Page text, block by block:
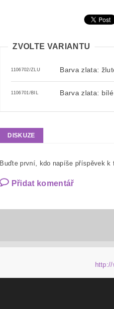
ZVOLTE VARIANTU
1106702/ZLU Barva zlata:
1106701/BIL Barva zlata: bílé
DISKUZE
Buďte první, kdo napíše příspěvek k
Přidat komentář